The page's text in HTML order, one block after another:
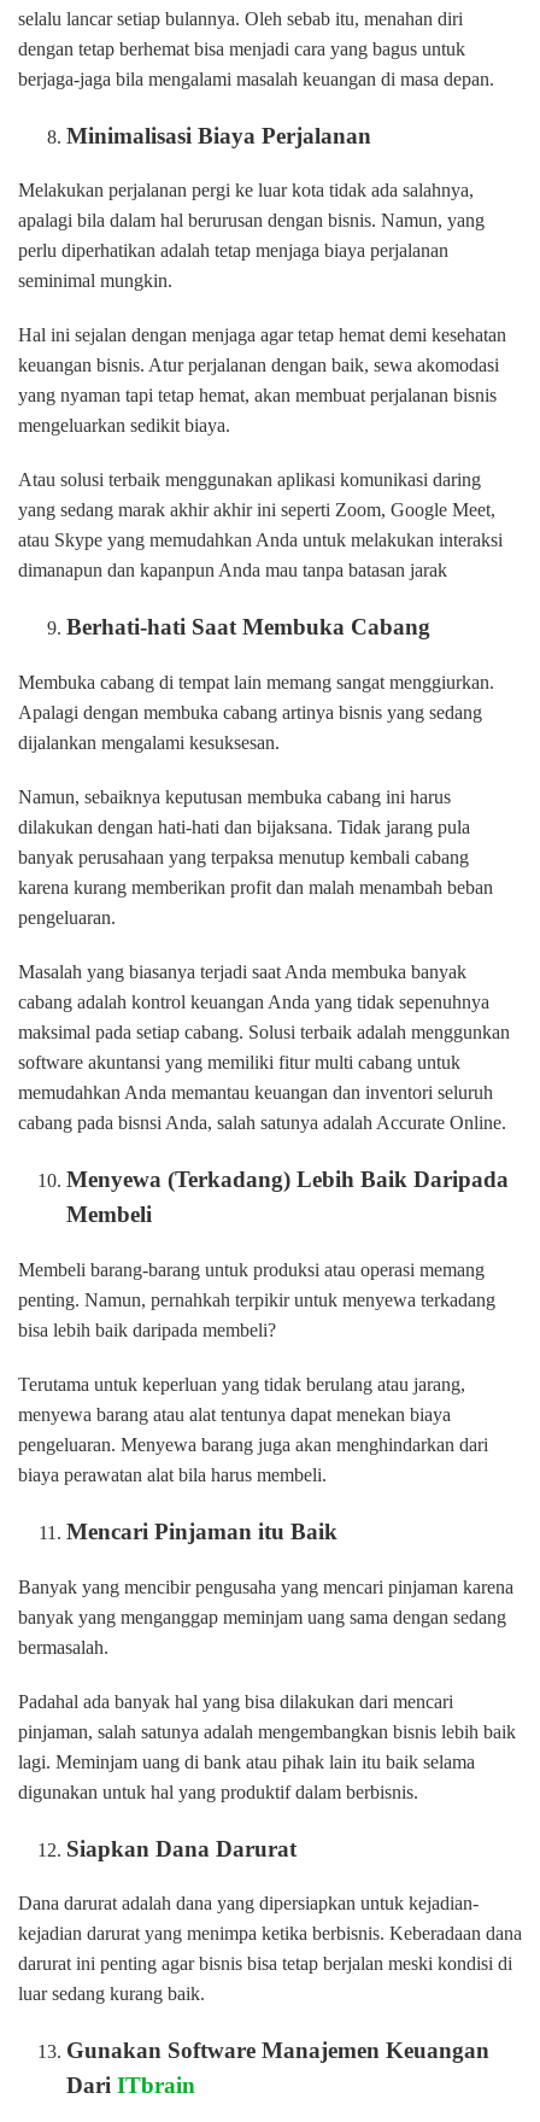
selalu lancar setiap bulannya. Oleh sebab itu, menahan diri
dengan tetap berhemat bisa menjadi cara yang bagus untuk
berjaga-jaga bila mengalami masalah keuangan di masa depan.
Minimalisasi Biaya Perjalanan
Melakukan perjalanan pergi ke luar kota tidak ada salahnya,
apalagi bila dalam hal berurusan dengan bisnis. Namun, yang
perlu diperhatikan adalah tetap menjaga biaya perjalanan
seminimal mungkin.
Hal ini sejalan dengan menjaga agar tetap hemat demi kesehatan
keuangan bisnis. Atur perjalanan dengan baik, sewa akomodasi
yang nyaman tapi tetap hemat, akan membuat perjalanan bisnis
mengeluarkan sedikit biaya.
Atau solusi terbaik menggunakan aplikasi komunikasi daring
yang sedang marak akhir akhir ini seperti Zoom, Google Meet,
atau Skype yang memudahkan Anda untuk melakukan interaksi
dimanapun dan kapanpun Anda mau tanpa batasan jarak
Berhati-hati Saat Membuka Cabang
Membuka cabang di tempat lain memang sangat menggiurkan.
Apalagi dengan membuka cabang artinya bisnis yang sedang
dijalankan mengalami kesuksesan.
Namun, sebaiknya keputusan membuka cabang ini harus
dilakukan dengan hati-hati dan bijaksana. Tidak jarang pula
banyak perusahaan yang terpaksa menutup kembali cabang
karena kurang memberikan profit dan malah menambah beban
pengeluaran.
Masalah yang biasanya terjadi saat Anda membuka banyak
cabang adalah kontrol keuangan Anda yang tidak sepenuhnya
maksimal pada setiap cabang. Solusi terbaik adalah menggunkan
software akuntansi yang memiliki fitur multi cabang untuk
memudahkan Anda memantau keuangan dan inventori seluruh
cabang pada bisnsi Anda, salah satunya adalah Accurate Online.
Menyewa (Terkadang) Lebih Baik Daripada
Membeli
Membeli barang-barang untuk produksi atau operasi memang
penting. Namun, pernahkah terpikir untuk menyewa terkadang
bisa lebih baik daripada membeli?
Terutama untuk keperluan yang tidak berulang atau jarang,
menyewa barang atau alat tentunya dapat menekan biaya
pengeluaran. Menyewa barang juga akan menghindarkan dari
biaya perawatan alat bila harus membeli.
Mencari Pinjaman itu Baik
Banyak yang mencibir pengusaha yang mencari pinjaman karena
banyak yang menganggap meminjam uang sama dengan sedang
bermasalah.
Padahal ada banyak hal yang bisa dilakukan dari mencari
pinjaman, salah satunya adalah mengembangkan bisnis lebih baik
lagi. Meminjam uang di bank atau pihak lain itu baik selama
digunakan untuk hal yang produktif dalam berbisnis.
Siapkan Dana Darurat
Dana darurat adalah dana yang dipersiapkan untuk kejadian-
kejadian darurat yang menimpa ketika berbisnis. Keberadaan dana
darurat ini penting agar bisnis bisa tetap berjalan meski kondisi di
luar sedang kurang baik.
Gunakan Software Manajemen Keuangan
Dari ITbrain